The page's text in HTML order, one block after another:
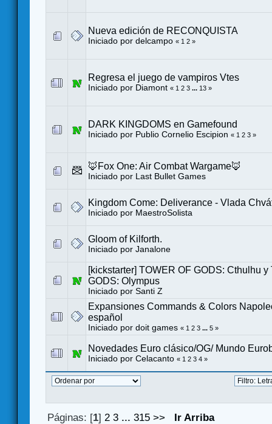
Nueva edición de RECONQUISTA
Iniciado por delcampo « 1 2 »
Regresa el juego de vampiros Vtes
Iniciado por Diamont « 1 2 3 ... 13 »
DARK KINGDOMS en Gamefound
Iniciado por Publio Cornelio Escipion « 1 2 3 »
🦊Fox One: Air Combat Wargame🦊
Iniciado por Last Bullet Games
Kingdom Come: Deliverance - Vlada
Iniciado por MaestroSolista
Gloom of Kilforth.
Iniciado por Janalone
[kickstarter] TOWER OF GODS: Cthulhu y
GODS: Olympus
Iniciado por Santi Z
Expansiones Commands & Colors
español
Iniciado por doit games « 1 2 3 ... 5 »
Novedades Euro clásico/OG/ Mundo
Iniciado por Celacanto « 1 2 3 4 »
Páginas: [1] 2 3 ...315 >> Ir Arriba